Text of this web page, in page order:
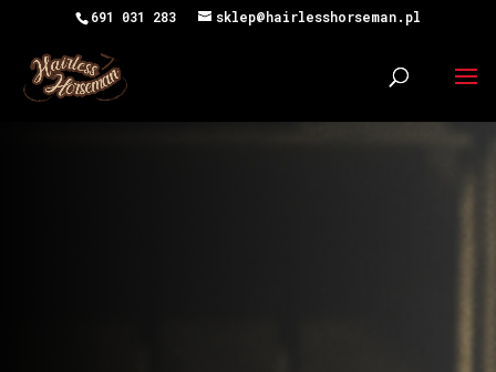
691 031 283 sklep@hairlesshorseman.pl